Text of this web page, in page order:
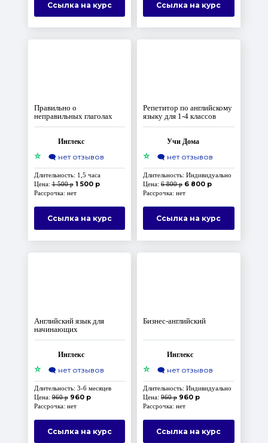
Ссылка на курс Ссылка на курс
Правильно о
неправильных глаголах
Инглекс
⭐ 🗨️ нет отзывов
Длительность: 1,5 часа
Цена:1 500 р 1 500 р
Рассрочка: нет
Ссылка на курс
Репетитор по английскому
языку для 1-4 классов
Учи Дома
⭐ 🗨️ нет отзывов
Длительность: Индивидуально
Цена: 6 800 р 6 800 р
Рассрочка: нет
Ссылка на курс
Английский язык для
начинающих
Инглекс
⭐ 🗨️ нет отзывов
Длительность: 3-6 месяцев
Цена:960 р 960 р
Рассрочка: нет
Ссылка на курс
Бизнес-английский
Инглекс
⭐ 🗨️ нет отзывов
Длительность: Индивидуально
Цена: 960 р 960 р
Рассрочка: нет
Ссылка на курс